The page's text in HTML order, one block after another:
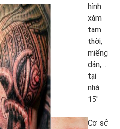
hình
xăm
tạm
thời,
miếng
dán,…
tại
nhà
15′
Cơ sở